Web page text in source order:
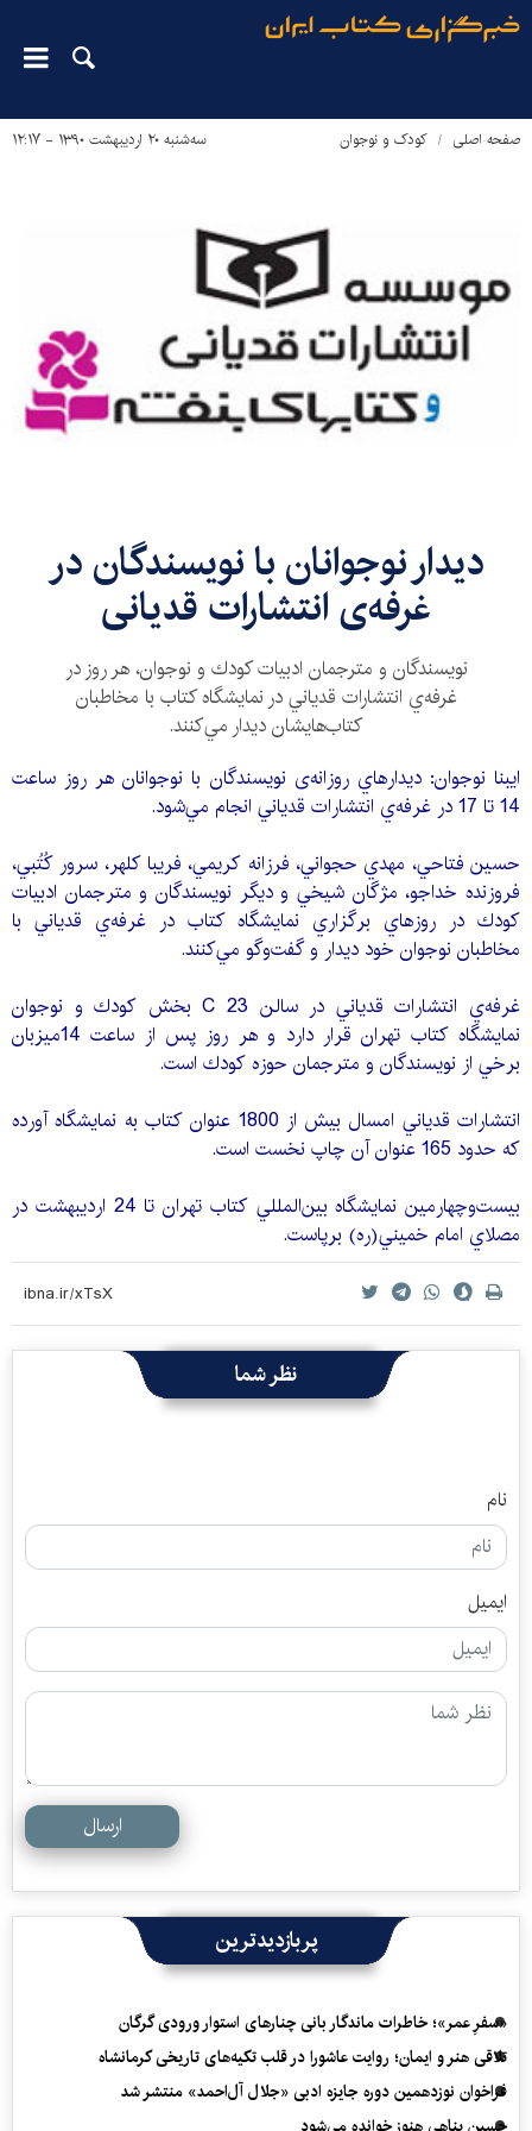
صفحه اصلی کودک و نوجوان سه‌شنبه ۲۰ اردیبهشت ۱۳۹۰ - ۱۲:۱۷
ديدار نوجوانان با نويسندگان در
غرفه‌ی انتشارات قديانی
نويسندگان و مترجمان ادبيات كودك و نوجوان، هر روز در
غرفه‌ي انتشارات قدياني در نمايشگاه كتاب با مخاطبان
كتاب‌هايشان ديدار مي‌كنند.
ايبنا نوجوان: ديدارهاي روزانه‌ی نويسندگان با نوجوانان هر روز ساعت
14 تا 17 در غرفه‌ي انتشارات قدياني انجام مي‌شود.
حسين فتاحي، مهدي حجواني، فرزانه كريمي، فريبا كلهر، سرور كُتُبي،
فروزنده خداجو، مژگان شيخي و ديگر نويسندگان و مترجمان ادبيات
كودك در روزهاي برگزاري نمايشگاه كتاب در غرفه‌ي قدياني با
مخاطبان نوجوان خود ديدار و گفت‌وگو مي‌كنند.
غرفه‌ي انتشارات قدياني در سالن C 23 بخش كودك و نوجوان
نمايشگاه كتاب تهران قرار دارد و هر روز پس از ساعت 14ميزبان
برخي از نويسندگان و مترجمان حوزه كودك است.
انتشارات قدياني امسال بيش از 1800 عنوان كتاب به نمايشگاه آورده
كه حدود 165 عنوان آن چاپ نخست است.
بيست‌وچهارمين نمايشگاه بين‌المللي كتاب تهران تا 24 ارديبهشت در
مصلاي امام خميني(ره) برپاست.
نظر شما
نام
ایمیل
ارسال
پربازدیدترین
«سفرِ عمر»؛ خاطرات ماندگار بانی چنارهای استوار ورودی گرگان
تلاقی هنر و ایمان؛ روایت عاشورا در قلب تکیه‌های تاریخی کرمانشاه
فراخوان نوزدهمین دوره جایزه ادبی «جلال آل‌احمد» منتشر شد